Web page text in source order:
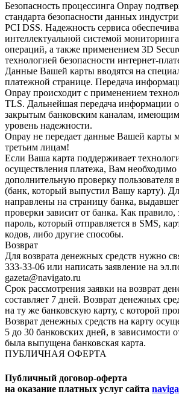
Безопасность процессинга Onpay
стандарта безопасности данных
PCI DSS. Надежность сервиса
интеллектуальной системой
операций, а также применением 3D
технологией безопасности интернет-
Данные Вашей карты вводятся на
платежной странице. Передача
Onpay происходит с применением
TLS. Дальнейшая передача информации
закрытым банковским каналам,
уровень надежности.
Onpay не передает данные Вашей карты
третьим лицам!
Если Ваша карта поддерживает
осуществления платежа, Вам необходимо
дополнительную проверку пользователя
(банк, который выпустил Вашу карту).
направлены на страницу банка,
проверки зависит от банка. Как
пароль, который отправляется в SMS,
кодов, либо другие способы.
Возврат
Для возврата денежных средств нужно
333-33-06 или написать заявление на
gazeta@navigato.ru
Срок рассмотрения заявки на возврат
составляет 7 дней. Возврат денежных
на ту же банковскую карту, с которой
Возврат денежных средств на карту
5 до 30 банковских дней, в зависимости
была выпущена банковская карта.
ПУБЛИЧНАЯ ОФЕРТА
Публичный договор-оферта
на оказание платных услуг сайта